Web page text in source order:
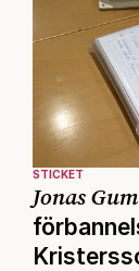
STICKET
Jonas